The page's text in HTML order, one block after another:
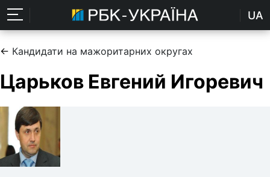
UA
← Кандидати на мажоритарних округах
Царьков Евгений Игоревич